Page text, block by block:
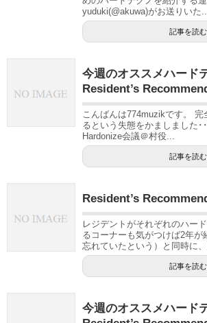
yuduki(@akuwa)がお送りいた...
記事を読む
今週のオススメハード
Resident’s
こんばんは774muzikです。
るという失態をかましました･
Hardonize会議＠村役...
記事を読む
Resident’s
レジデントがそれぞれのハー
るコーナーも気がつけば2年が
忘れていたという）と同時に、
記事を読む
今週のオススメハード